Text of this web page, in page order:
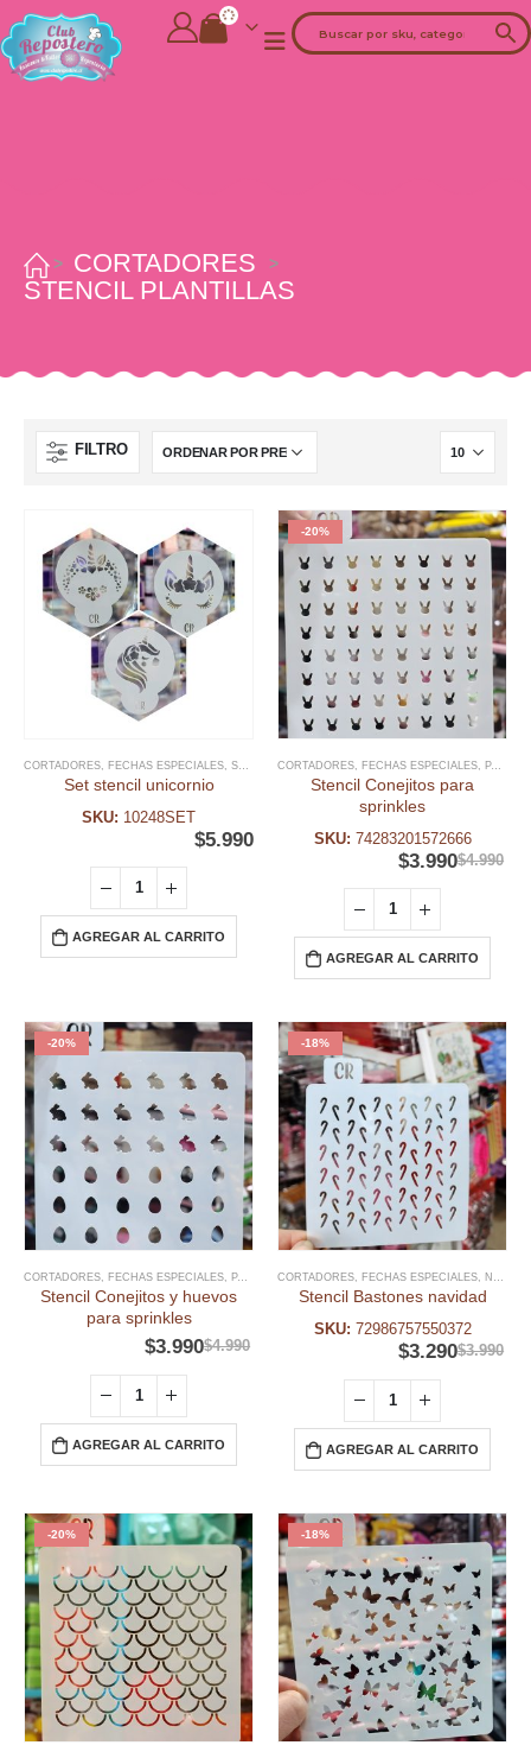
CORTADORES
STENCIL PLANTILLAS
CORTADORES FECHAS ESPECIALES STENCIL PLANTILLAS , UNICORNIO
Set stencil unicornio
SKU: 10248SET
$5.990
AGREGAR AL CARRITO
-20%
CORTADORES FECHAS ESPECIALES PASCUA RESURRECIÓN
Stencil Conejitos para
sprinkles
SKU: 74283201572666
$4.990
$3.990
AGREGAR AL CARRITO
-20%
CORTADORES, FECHAS ESPECIALES, PASCUA RESURRECIÓN , STENCIL PASCUA
Stencil Conejitos y huevos
para sprinkles
$4.990
$3.990
AGREGAR AL CARRITO
-18%
CORTADORES, FECHAS ESPECIALES, NAVIDAD
Stencil Bastones navidad
SKU: 72986757550372
$3.990
$3.290
AGREGAR AL CARRITO
-20% -18%